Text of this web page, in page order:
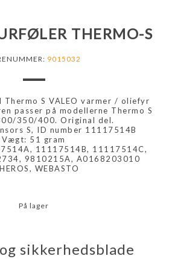
THERMO-S
9015032
S VALEO varmer / oliefyr
passer på modellerne Thermo S
350/400. Original del.
S, ID number 11117514B
Vægt: 51 gram
11117514B, 11117514C,
9810215A, A0168203010
WEBASTO
På lager
sikkerhedsblade